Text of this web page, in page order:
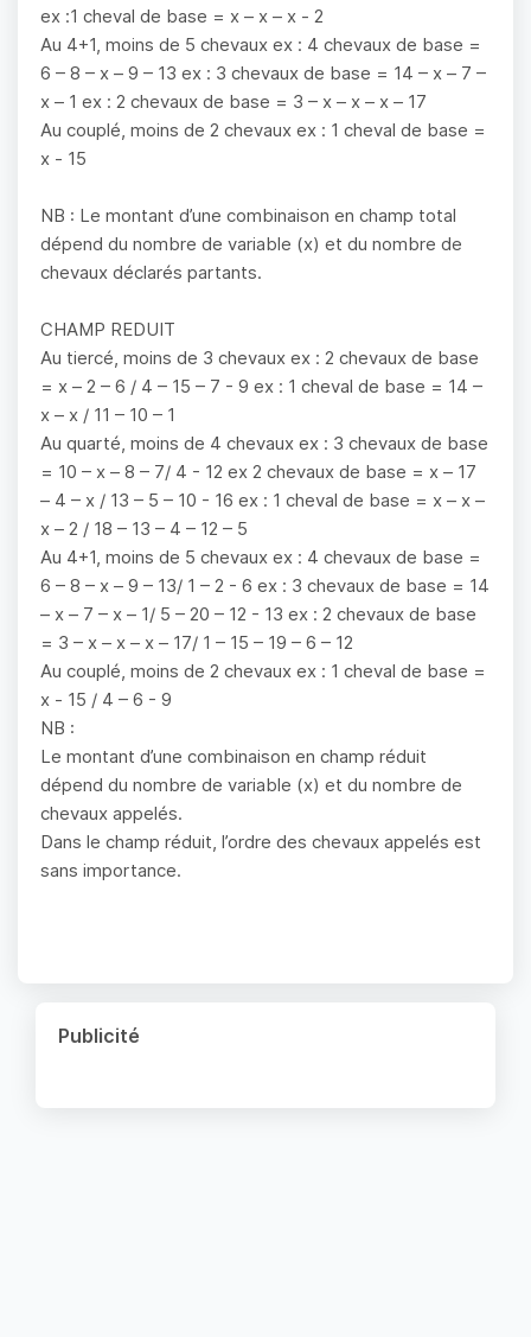
ex :1 cheval de base = x – x – x - 2
Au 4+1, moins de 5 chevaux ex : 4 chevaux de base =
6 – 8 – x – 9 – 13 ex : 3 chevaux de base = 14 – x – 7 –
x – 1 ex : 2 chevaux de base = 3 – x – x – x – 17
Au couplé, moins de 2 chevaux ex : 1 cheval de base =
x - 15
NB : Le montant d’une combinaison en champ total
dépend du nombre de variable (x) et du nombre de
chevaux déclarés partants.
CHAMP REDUIT
Au tiercé, moins de 3 chevaux ex : 2 chevaux de base
= x – 2 – 6 / 4 – 15 – 7 - 9 ex : 1 cheval de base = 14 –
x – x / 11 – 10 – 1
Au quarté, moins de 4 chevaux ex : 3 chevaux de base
= 10 – x – 8 – 7/ 4 - 12 ex 2 chevaux de base = x – 17
– 4 – x / 13 – 5 – 10 - 16 ex : 1 cheval de base = x – x –
x – 2 / 18 – 13 – 4 – 12 – 5
Au 4+1, moins de 5 chevaux ex : 4 chevaux de base =
6 – 8 – x – 9 – 13/ 1 – 2 - 6 ex : 3 chevaux de base = 14
– x – 7 – x – 1/ 5 – 20 – 12 - 13 ex : 2 chevaux de base
= 3 – x – x – x – 17/ 1 – 15 – 19 – 6 – 12
Au couplé, moins de 2 chevaux ex : 1 cheval de base =
x - 15 / 4 – 6 - 9
NB :
Le montant d’une combinaison en champ réduit
dépend du nombre de variable (x) et du nombre de
chevaux appelés.
Dans le champ réduit, l’ordre des chevaux appelés est
sans importance.
Publicité